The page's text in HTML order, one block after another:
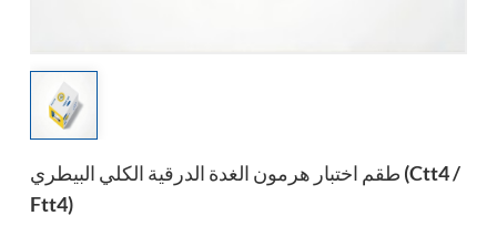
طقم اختبار هرمون الغدة الدرقية الكلي البيطري (ctt4 /
Ftt4)